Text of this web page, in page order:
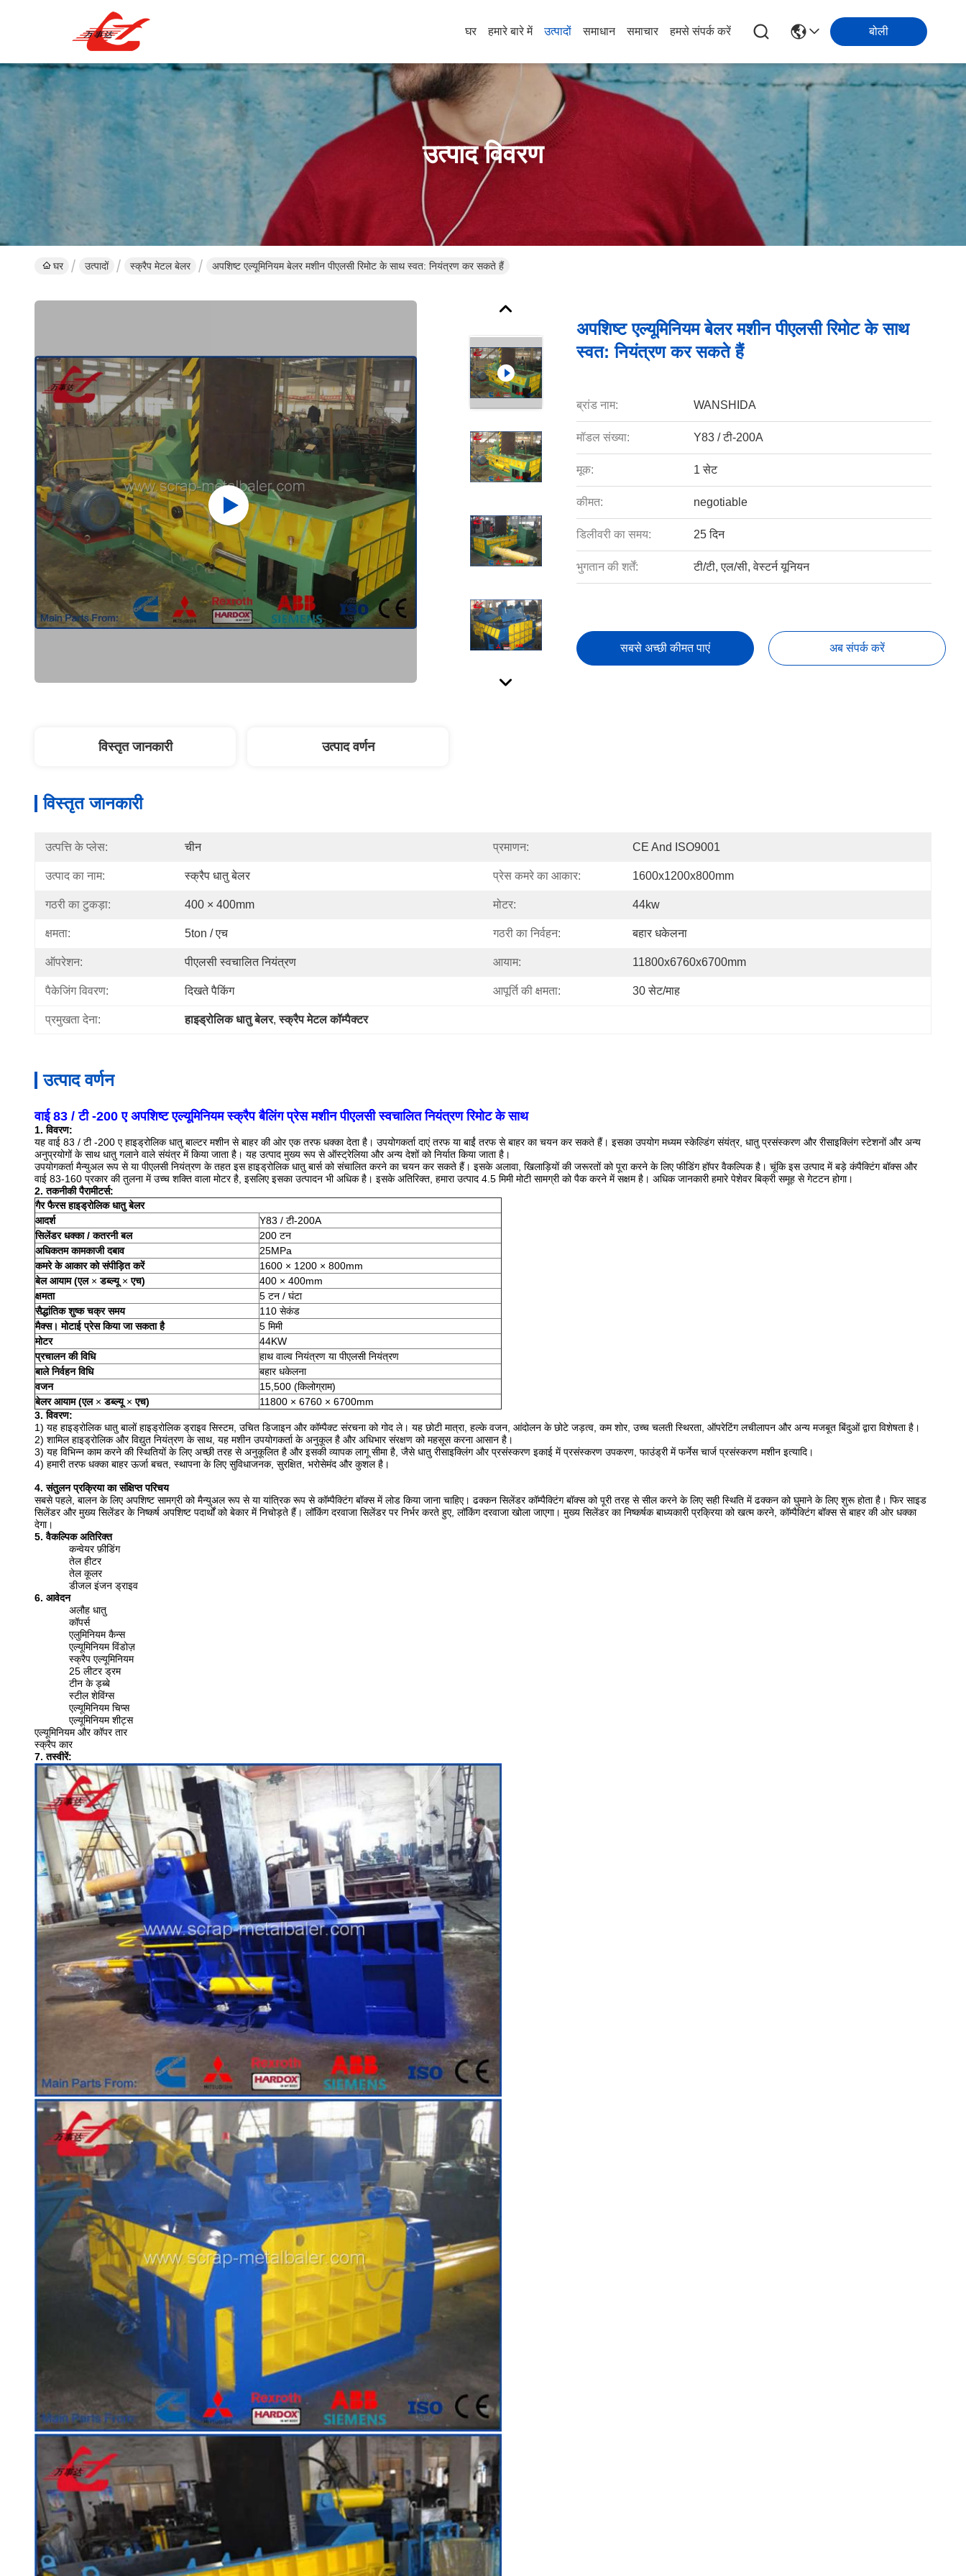
घर हमारे बारे में उत्पादों समाधान समाचार हमसे संपर्क करें बोली
उत्पाद विवरण
घर उत्पादों स्क्रैप मेटल बेलर अपशिष्ट एल्यूमिनियम बेलर मशीन पीएलसी रिमोट के साथ स्वत: नियंत्रण कर सकते हैं
अपशिष्ट एल्यूमिनियम बेलर मशीन पीएलसी रिमोट के साथ
स्वत: नियंत्रण कर सकते हैं
ब्रांड नाम: WANSHIDA
मॉडल संख्या: Y83 / टी-200A
मूक: 1 सेट
कीमत: negotiable
डिलीवरी का समय: 25 दिन
भुगतान की शर्तें: टी/टी, एल/सी, वेस्टर्न यूनियन
सबसे अच्छी कीमत पाएं अब संपर्क करें
विस्तृत जानकारी उत्पाद वर्णन
विस्तृत जानकारी
उत्पत्ति के प्लेस: चीन प्रमाणन: CE And ISO9001
उत्पाद का नाम: स्क्रैप धातु बेलर प्रेस कमरे का आकार: 1600x1200x800mm
गठरी का टुकड़ा: 400 × 400mm मोटर: 44kw
क्षमता: 5ton / एच गठरी का निर्वहन: बहार धकेलना
ऑपरेशन: पीएलसी स्वचालित नियंत्रण आयाम: 11800x6760x6700mm
पैकेजिंग विवरण: दिखते पैकिंग आपूर्ति की क्षमता: 30 सेट/माह
प्रमुखता देना: हाइड्रोलिक धातु बेलर, स्क्रैप मेटल कॉम्पैक्टर
उत्पाद वर्णन
वाई 83 / टी -200 ए अपशिष्ट एल्यूमिनियम स्क्रैप बैलिंग प्रेस मशीन पीएलसी स्वचालित नियंत्रण रिमोट के साथ
1. विवरण:
यह वाई 83 / टी -200 ए हाइड्रोलिक धातु बाल्टर मशीन से बाहर की ओर एक तरफ धक्का देता है। उपयोगकर्ता दाएं तरफ या बाईं तरफ से बाहर का चयन कर सकते हैं। इसका उपयोग मध्यम स्केल्डिंग संयंत्र, धातु प्रसंस्करण और रीसाइक्लिंग स्टेशनों और अन्य
अनुप्रयोगों के साथ धातु गलाने वाले संयंत्र में किया जाता है। यह उत्पाद मुख्य रूप से ऑस्ट्रेलिया और अन्य देशों को निर्यात किया जाता है।
उपयोगकर्ता मैन्युअल रूप से या पीएलसी नियंत्रण के तहत इस हाइड्रोलिक धातु बार्स को संचालित करने का चयन कर सकते हैं। इसके अलावा, खिलाड़ियों की जरूरतों को पूरा करने के लिए फीडिंग हॉपर वैकल्पिक है। चूंकि इस उत्पाद में बड़े कंपैक्टिंग बॉक्स और
वाई 83-160 प्रकार की तुलना में उच्च शक्ति वाला मोटर है, इसलिए इसका उत्पादन भी अधिक है। इसके अतिरिक्त, हमारा उत्पाद 4.5 मिमी मोटी सामग्री को पैक करने में सक्षम है। अधिक जानकारी हमारे पेशेवर बिक्री समूह से गेटटन होगा।
2. तकनीकी पैरामीटर्स:
गैर फैरस हाइड्रोलिक धातु बेलर
आदर्श
Y83 / टी-200A
सिलेंडर धक्का / कतरनी बल
200 टन
अधिकतम कामकाजी दबाव
25MPa
कमरे के आकार को संपीड़ित करें
1600 × 1200 × 800mm
बेल आयाम (एल×डब्ल्यू×एच)
400 × 400mm
क्षमता
5 टन / घंटा
सैद्धांतिक शुष्क चक्र समय
110 सेकंड
मैक्स। मोटाई प्रेस किया जा सकता है
5 मिमी
मोटर
44KW
प्रचालन की विधि
हाथ वाल्व नियंत्रण या पीएलसी नियंत्रण
बाले निर्वहन विधि
बहार धकेलना
वजन
15,500 (किलोग्राम)
बेलर आयाम (एल×डब्ल्यू×एच)
11800 × 6760 × 6700mm
3. विवरण:
1) यह हाइड्रोलिक धातु बालों हाइड्रोलिक ड्राइव सिस्टम, उचित डिजाइन और कॉम्पैक्ट संरचना को गोद ले। यह छोटी मात्रा, हल्के वजन, आंदोलन के छोटे जड़त्व, कम शोर, उच्च चलती स्थिरता, ऑपरेटिंग लचीलापन और अन्य मजबूत बिंदुओं द्वारा विशेषता है।
2) शामिल हाइड्रोलिक और विद्युत नियंत्रण के साथ, यह मशीन उपयोगकर्ता के अनुकूल है और अधिभार संरक्षण को महसूस करना आसान है।
3) यह विभिन्न काम करने की स्थितियों के लिए अच्छी तरह से अनुकूलित है और इसकी व्यापक लागू सीमा है, जैसे धातु रीसाइक्लिंग और प्रसंस्करण इकाई में प्रसंस्करण उपकरण, फाउंड्री में फर्नेस चार्ज प्रसंस्करण मशीन इत्यादि।
4) हमारी तरफ धक्का बाहर ऊर्जा बचत, स्थापना के लिए सुविधाजनक, सुरक्षित, भरोसेमंद और कुशल है।
4. संतुलन प्रक्रिया का संक्षिप्त परिचय
सबसे पहले, बालन के लिए अपशिष्ट सामग्री को मैन्युअल रूप से या यांत्रिक रूप से कॉम्पैक्टिंग बॉक्स में लोड किया जाना चाहिए। ढक्कन सिलेंडर कॉम्पैक्टिंग बॉक्स को पूरी तरह से सील करने के लिए सही स्थिति में ढक्कन को घुमाने के लिए शुरू होता है। फिर साइड
सिलेंडर और मुख्य सिलेंडर के निष्कर्ष अपशिष्ट पदार्थों को बेकार में निचोड़ते हैं। लॉकिंग दरवाजा सिलेंडर पर निर्भर करते हुए, लॉकिंग दरवाजा खोला जाएगा। मुख्य सिलेंडर का निष्कर्षक बाध्यकारी प्रक्रिया को खत्म करने, कॉम्पैक्टिंग बॉक्स से बाहर की ओर धक्का
देगा।
5. वैकल्पिक अतिरिक्त
कन्वेयर फ़ीडिंग
तेल हीटर
तेल कूलर
डीजल इंजन ड्राइव
6. आवेदन
अलौह धातु
कॉपर्स
एलुमिनियम कैन्स
एल्यूमिनियम विंडोज़
स्क्रैप एल्यूमिनियम
25 लीटर ड्रम
टीन के ड्ब्बे
स्टील शेविंग्स
एल्यूमिनियम चिप्स
एल्यूमिनियम शीट्स
एल्यूमिनियम और कॉपर तार
स्क्रैप कार
7. तस्वीरें: